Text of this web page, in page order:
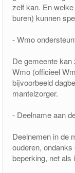
zelf kan. En
buren) kunnen
- Wmo
De gemeente kan
Wmo (officieel
bijvoorbeeld
mantelzorger.
- Deelname aan
Deelnemen in de
ouderen,
beperking, net als